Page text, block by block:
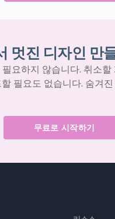
멋진 디자인 만
요하지 않습니다. 취소할
필요도 없습니다. 숨겨
무료로 시작하기